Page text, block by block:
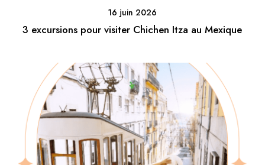
16 juin 2026
3 excursions pour visiter Chichen Itza au Mexique